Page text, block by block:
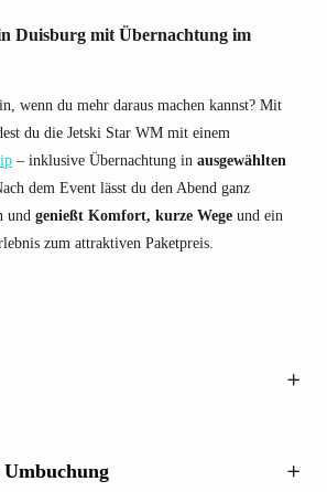
Duisburg mit Übernachtung im
wenn du mehr daraus machen kannst? Mit
du die Jetski Star WM mit einem
– inklusive Übernachtung in ausgewählten
dem Event lässt du den Abend ganz
und genießt Komfort, kurze Wege und ein
zum attraktiven Paketpreis.